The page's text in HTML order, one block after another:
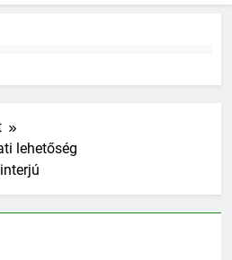
lehetőség